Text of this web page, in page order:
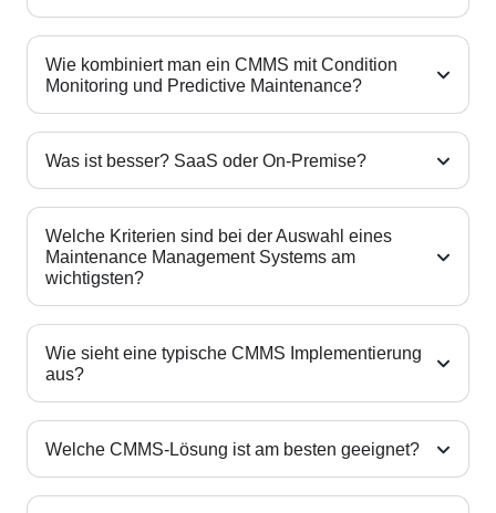
Wie kombiniert man ein CMMS mit Condition
Monitoring und Predictive Maintenance?
Was ist besser? SaaS oder On-Premise?
Welche Kriterien sind bei der Auswahl eines
Maintenance Management Systems am
wichtigsten?
Wie sieht eine typische CMMS Implementierung
aus?
Welche CMMS-Lösung ist am besten geeignet?